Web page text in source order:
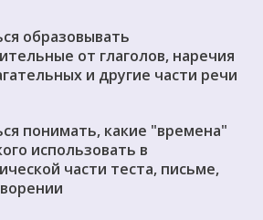
образовывать
от глаголов, наречия
и другие части речи
понимать, какие "времена"
использовать в
части теста, письме,